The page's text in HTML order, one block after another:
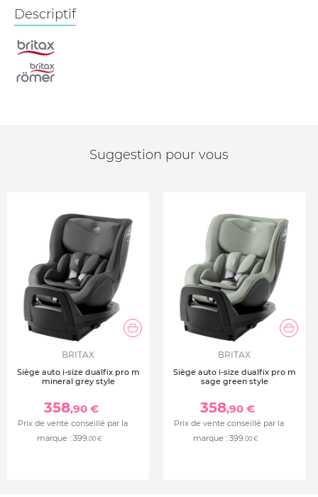
Descriptif
Suggestion pour vous
BRITAX
Siège auto i-size dualfix pro m
mineral grey style
358,90 €
Prix de vente conseillé par la
marque : 399,00 €
BRITAX
Siège auto i-size dualfix pro m
sage green style
358,90 €
Prix de vente conseillé par la
marque : 399,00 €